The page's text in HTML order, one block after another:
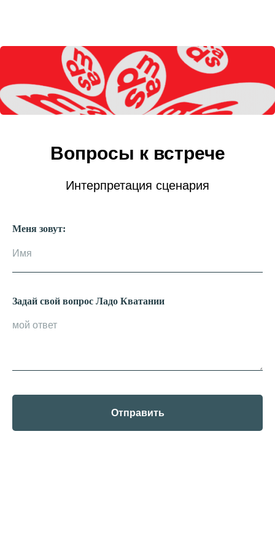
Вопросы к встрече
Интерпретация сценария
Меня зовут:
Задай свой вопрос Ладо Кватании
Отправить